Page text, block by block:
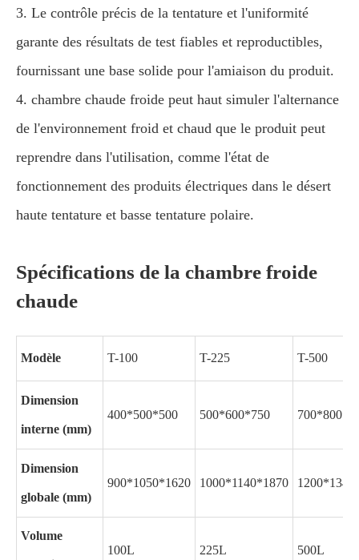
3. Le contrôle précis de la tentature et l'uniformité
garante des résultats de test fiables et reproductibles,
fournissant une base solide pour l'amiaison du produit.
4. chambre chaude froide peut haut simuler l'alternance
de l'environnement froid et chaud que le produit peut
reprendre dans l'utilisation, comme l'état de
fonctionnement des produits électriques dans le désert
haute tentature et basse tentature polaire.
Spécifications de la chambre froide
chaude
Modèle T-100 T-225 T-500
Dimension
interne (mm)
400*500*500 500*600*750
Dimension
globale (mm)
900*1050*1620 1000*1140*1870
Volume
100L 225L 500L